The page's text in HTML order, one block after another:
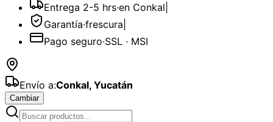
Entrega 2-5 hrs·en Conkal
Garantía·frescura
Pago seguro·SSL · MSI
Envío a:Conkal, Yucatán
Cambiar
Catálogo deAmistad